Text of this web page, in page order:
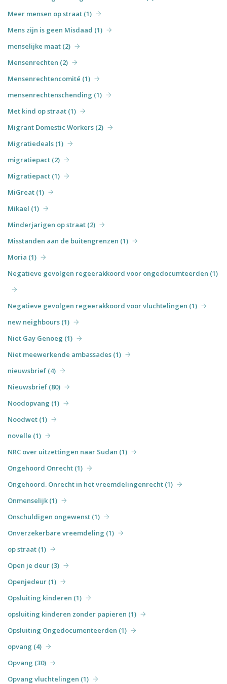
Meer mensen op straat (1)
Mens zijn is geen Misdaad (1)
menselijke maat (2)
Mensenrechten (2)
Mensenrechtencomité (1)
mensenrechtenschending (1)
Met kind op straat (1)
Migrant Domestic Workers (2)
Migratiedeals (1)
migratiepact (2)
Migratiepact (1)
MiGreat (1)
Mikael (1)
Minderjarigen op straat (2)
Misstanden aan de buitengrenzen (1)
Moria (1)
Negatieve gevolgen regeerakkoord voor ongedocumteerden (1)
Negatieve gevolgen regeerakkoord voor vluchtelingen (1)
new neighbours (1)
Niet Gay Genoeg (1)
Niet meewerkende ambassades (1)
nieuwsbrief (4)
Nieuwsbrief (80)
Noodopvang (1)
Noodwet (1)
novelle (1)
NRC over uitzettingen naar Sudan (1)
Ongehoord Onrecht (1)
Ongehoord. Onrecht in het vreemdelingenrecht (1)
Onmenselijk (1)
Onschuldigen ongewenst (1)
Onverzekerbare vreemdeling (1)
op straat (1)
Open je deur (3)
Openjedeur (1)
Opsluiting kinderen (1)
opsluiting kinderen zonder papieren (1)
Opsluiting Ongedocumenteerden (1)
opvang (4)
Opvang (30)
Opvang vluchtelingen (1)